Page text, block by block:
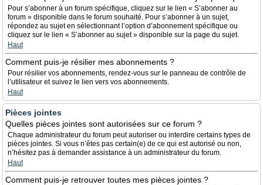
Pour s’abonner à un forum spécifique, cliquez sur le lien « S’abonner au
forum » disponible dans le forum souhaité. Pour s’abonner à un sujet,
répondez au sujet en sélectionnant l’option d’abonnement spécifique ou
cliquez sur le lien « S’abonner au sujet » disponible sur la page du sujet.
Haut
Comment puis-je résilier mes abonnements ?
Pour résilier vos abonnements, rendez-vous sur le panneau de contrôle de
l’utilisateur et suivez le lien vers vos abonnements.
Haut
Pièces jointes
Quelles pièces jointes sont autorisées sur ce forum ?
Chaque administrateur du forum peut autoriser ou interdire certains types de
pièces jointes. Si vous n’êtes pas certain(e) de ce qui est autorisé ou non,
n’hésitez pas à demander assistance à un administrateur du forum.
Haut
Comment puis-je retrouver toutes mes pièces jointes ?